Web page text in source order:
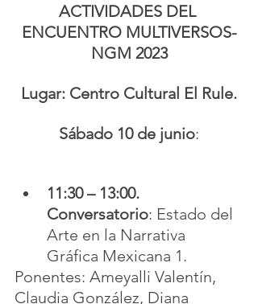
ACTIVIDADES DEL
ENCUENTRO MULTIVERSOS-
NGM 2023
Lugar: Centro Cultural El Rule.
Sábado 10 de junio:
11:30 – 13:00.
Conversatorio: Estado del
Arte en la Narrativa
Gráfica Mexicana 1.
Ponentes: Ameyalli Valentín,
Claudia González, Diana